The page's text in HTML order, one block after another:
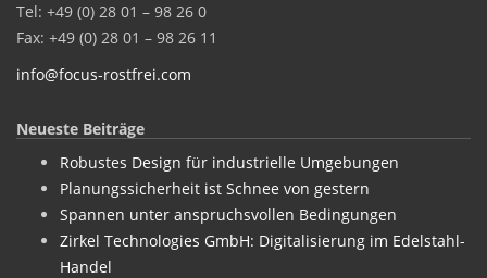
Tel: +49 (0) 28 01 – 98 26 0
Fax: +49 (0) 28 01 – 98 26 11
info@focus-rostfrei.com
Neueste Beiträge
Robustes Design für industrielle Umgebungen
Planungssicherheit ist Schnee von gestern
Spannen unter anspruchsvollen Bedingungen
Zirkel Technologies GmbH: Digitalisierung im Edelstahl-
Handel